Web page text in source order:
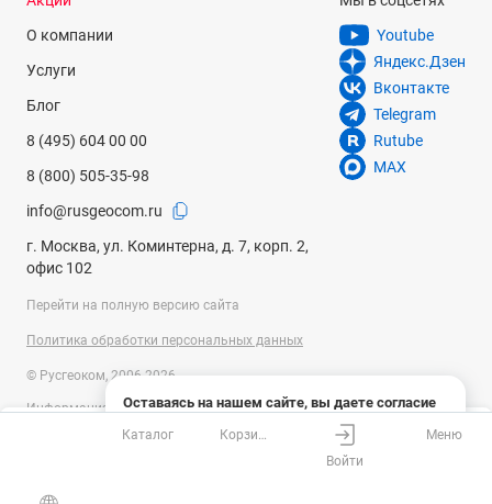
Оставаясь на нашем сайте, вы даете согласие
на использование файлов cookies и сбор данных
системами веб-аналитики
О компании
Услуги
Блог
8 (495) 604 00 00
8 (800) 505-35-98
info@rusgeocom.ru
г. Москва, ул. Коминтерна, д. 7, корп. 2,
офис 102
Youtube
Яндекс.Дзен
Вконтакте
Telegram
Rutube
MAX
Перейти на полную версию сайта
Политика обработки персональных данных
© Русгеоком, 2006-2026
Информация на сайте носит справочный характер и не является
публичной офертой, определяемой положениями Статьи 437
Гражданского кодекса Российской Федерации. Технические
изменены производителем без предварительного уведомления.
Каталог
Корзина
Войти
Меню